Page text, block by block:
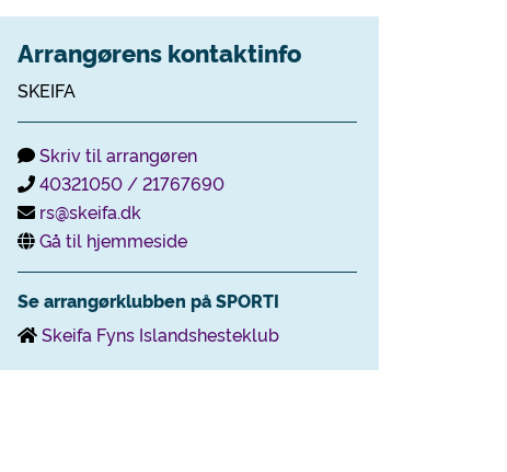
Arrangørens kontaktinfo
SKEIFA
Skriv til arrangøren
40321050 / 21767690
rs@skeifa.dk
Gå til hjemmeside
Se arrangørklubben på SPORTI
Skeifa Fyns Islandshesteklub